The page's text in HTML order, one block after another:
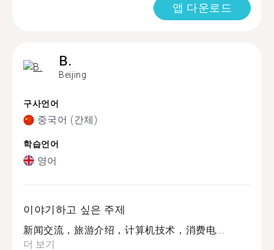
앱 다운로드
B.
Beijing
구사언어
중국어 (간체)
학습언어
영어
이야기하고 싶은 주제
新闻交流，旅游介绍，计算机技术，消费电...
더 보기